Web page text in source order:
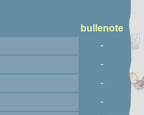
bullenote
-
-
-
-